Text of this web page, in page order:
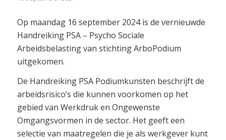
Op maandag 16 september 2024 is de vernieuwde
Handreiking PSA – Psycho Sociale
Arbeidsbelasting van stichting ArboPodium
uitgekomen.
De Handreiking PSA Podiumkunsten beschrijft de
arbeidsrisico’s die kunnen voorkomen op het
gebied van Werkdruk en Ongewenste
Omgangsvormen in de sector. Het geeft een
selectie van maatregelen die je als werkgever kunt